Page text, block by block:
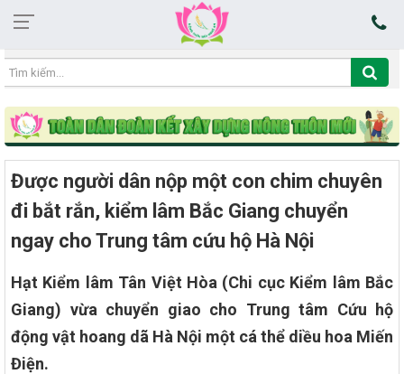
14:39:58 08/08/2026
Được người dân nộp một con chim chuyên
đi bắt rắn, kiểm lâm Bắc Giang chuyển
ngay cho Trung tâm cứu hộ Hà Nội
Hạt Kiểm lâm Tân Việt Hòa (Chi cục Kiểm lâm Bắc
Giang) vừa chuyển giao cho Trung tâm Cứu hộ
động vật hoang dã Hà Nội một cá thể diều hoa Miến
Điện.